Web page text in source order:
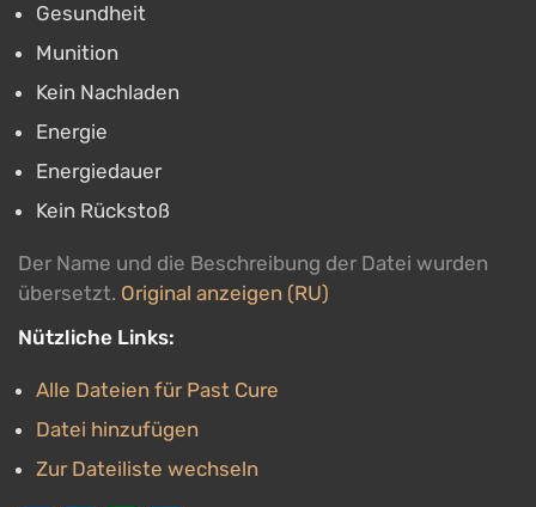
Gesundheit
Munition
Kein Nachladen
Energie
Energiedauer
Kein Rückstoß
Der Name und die Beschreibung der Datei wurden
übersetzt. Original anzeigen (RU)
Nützliche Links:
Alle Dateien für Past Cure
Datei hinzufügen
Zur Dateiliste wechseln